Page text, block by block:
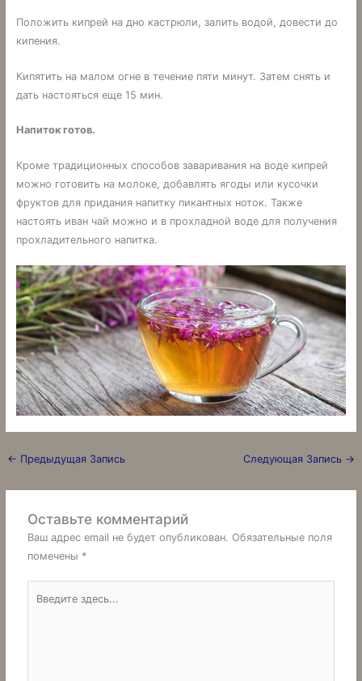
Положить кипрей на дно кастрюли, залить водой, довести до
кипения.
Кипятить на малом огне в течение пяти минут. Затем снять и
дать настояться еще 15 мин.
Напиток готов.
Кроме традиционных способов заваривания на воде кипрей
можно готовить на молоке, добавлять ягоды или кусочки
фруктов для придания напитку пикантных ноток. Также
настоять иван чай можно и в прохладной воде для получения
прохладительного напитка.
← Предыдущая Запись Следующая Запись →
Оставьте комментарий
Ваш адрес email не будет опубликован. Обязательные поля
помечены *
здесь...